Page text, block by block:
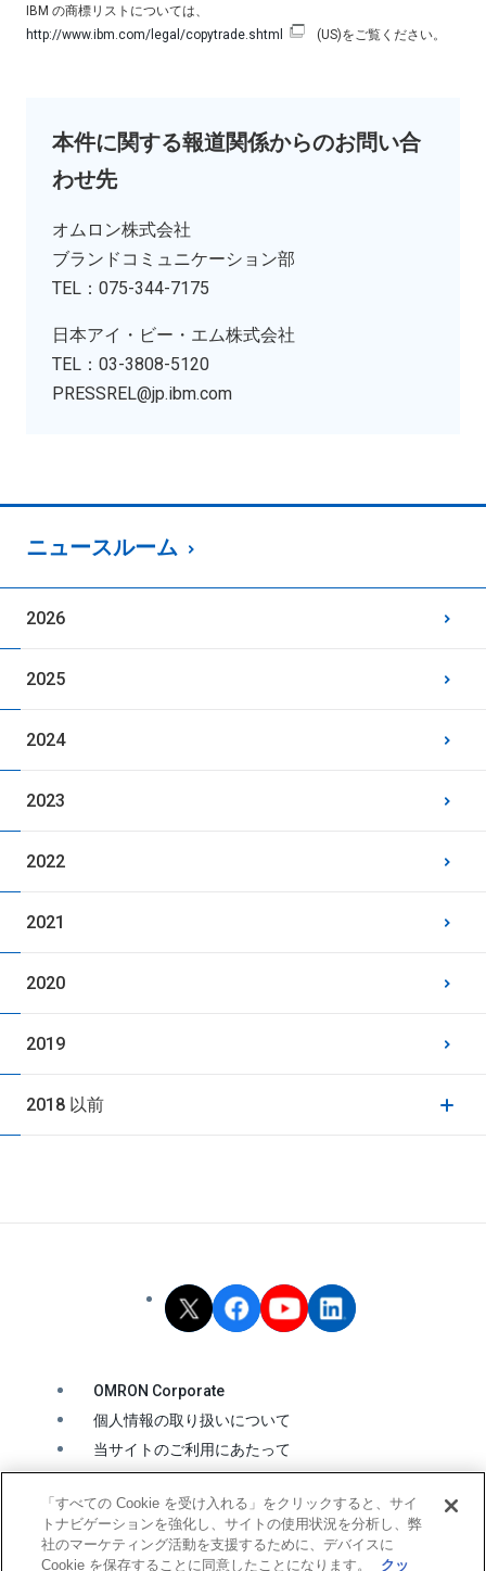
IBM の商標リストについては、
http://www.ibm.com/legal/copytrade.shtml
(US)をご覧ください。
本件に関する報道関係からのお問い合
わせ先
オムロン株式会社
ブランドコミュニケーション部
TEL：075-344-7175
日本アイ・ビー・エム株式会社
TEL：03-3808-5120
PRESSREL@jp.ibm.com
ニュースルーム
2026
2025
2024
2023
2022
2021
2020
2019
2018 以前
OMRON Corporate
個人情報の取り扱いについて
当サイトのご利用にあたって
クッキーの利用について
ソーシャルメディア公式アカウント運用ポリシー
ウェブアクセシビリティ方針
「すべての Cookie を受け入れる」をクリックすると、サイ
トナビゲーションを強化し、サイトの使用状況を分析し、弊
社のマーケティング活動を支援するために、デバイスに
Cookie を保存することに同意したことになります。
クッ